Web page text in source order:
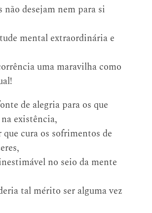
não desejam nem para si
mental extraordinária e
uma maravilha como
de alegria para os que
existência,
cura os sofrimentos de
no seio da mente
tal mérito ser alguma vez